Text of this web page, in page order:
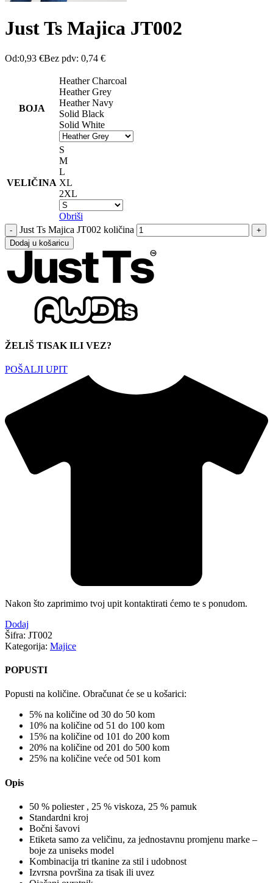
Just Ts Majica JT002
Od:0,93 €Bez pdv: 0,74 €
BOJA
Heather Charcoal
Heather Grey
Heather Navy
Solid Black
Solid White
VELIČINA
S
M
L
XL
2XL
Obriši
Just Ts Majica JT002 količina
Dodaj u košaricu
ŽELIŠ TISAK ILI VEZ?
POŠALJI UPIT
Nakon što zaprimimo tvoj upit kontaktirati ćemo te s ponudom.
Dodaj
Šifra: JT002
Kategorija: Majice
POPUSTI
Popusti na količine. Obračunat će se u košarici:
5% na količine od 30 do 50 kom
10% na količine od 51 do 100 kom
15% na količine od 101 do 200 kom
20% na količine od 201 do 500 kom
25% na količine veće od 501 kom
Opis
50 % poliester , 25 % viskoza, 25 % pamuk
Standardni kroj
Bočni šavovi
Etiketa samo za veličinu, za jednostavnu promjenu marke –
boje za uniseks model
Kombinacija tri tkanine za stil i udobnost
Izvrsna površina za tisak ili uvez